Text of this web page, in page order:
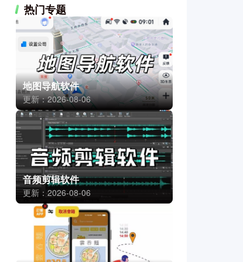
热门专题
地图导航软件
更新：2026-08-06
音频剪辑软件
更新：2026-08-06